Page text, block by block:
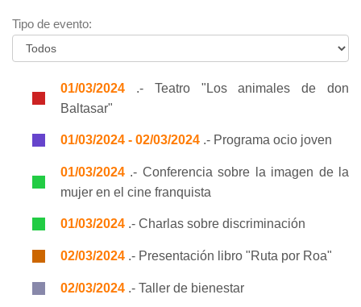
Tipo de evento:
01/03/2024 .- Teatro "Los animales de don
Baltasar"
01/03/2024 - 02/03/2024 .- Programa ocio joven
01/03/2024 .- Conferencia sobre la imagen de la
mujer en el cine franquista
01/03/2024 .- Charlas sobre discriminación
02/03/2024 .- Presentación libro "Ruta por Roa"
02/03/2024 .- Taller de bienestar